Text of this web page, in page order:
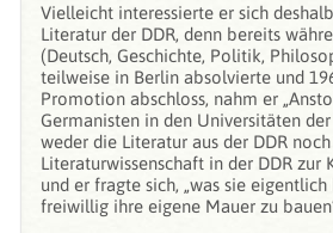
Vielleicht interessierte er sich
Literatur der DDR, denn bereits
(Deutsch, Geschichte, Politik,
teilweise in Berlin absolvierte und
Promotion abschloss, nahm er
Germanisten in den Universitäten
weder die Literatur aus der DDR
Literaturwissenschaft in der DDR zur
und er fragte sich, „was sie
freiwillig ihre eigene Mauer zu